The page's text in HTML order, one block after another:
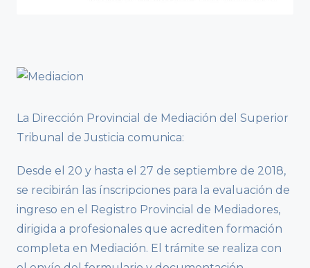
La Dirección Provincial de Mediación del Superior
Tribunal de Justicia comunica:
Desde el 20 y hasta el 27 de septiembre de 2018,
se recibirán las ínscripciones para la evaluación de
ingreso en el Registro Provincial de Mediadores,
dirigida a profesionales que acrediten formación
completa en Mediación. El trámite se realiza con